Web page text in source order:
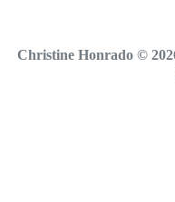
Christine Honrado ©